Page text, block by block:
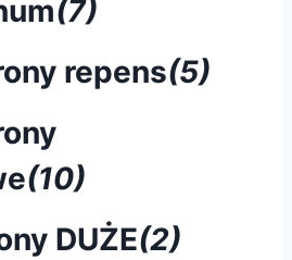
(7)
repens(5)
(10)
DUŻE(2)